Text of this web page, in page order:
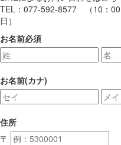
TEL：077-592-8577 （10：
日）
お名前必須
お名前(カナ)
住所
〒